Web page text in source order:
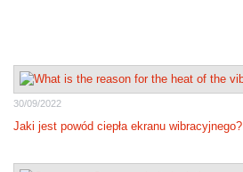
30/09/2022
Jaki jest powód ciepła ekranu wibracyjnego?